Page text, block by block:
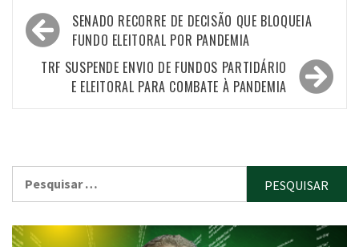
Navegação
de
Post
SENADO RECORRE DE DECISÃO QUE BLOQUEIA
FUNDO ELEITORAL POR PANDEMIA
TRF SUSPENDE ENVIO DE FUNDOS PARTIDÁRIO
E ELEITORAL PARA COMBATE À PANDEMIA
por: